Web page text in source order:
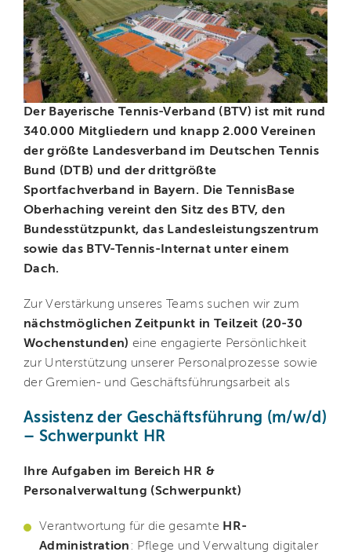
Der Bayerische Tennis-Verband (BTV) ist mit rund
340.000 Mitgliedern und knapp 2.000 Vereinen
der größte Landesverband im Deutschen Tennis
Bund (DTB) und der drittgrößte
Sportfachverband in Bayern. Die TennisBase
Oberhaching vereint den Sitz des BTV, den
Bundesstützpunkt, das Landesleistungszentrum
sowie das BTV-Tennis-Internat unter einem
Dach.
Zur Verstärkung unseres Teams suchen wir zum
nächstmöglichen Zeitpunkt in Teilzeit (20-30
Wochenstunden)eine engagierte Persönlichkeit
zur Unterstützung unserer Personalprozesse sowie
der Gremien- und Geschäftsführungsarbeit als
Assistenz der Geschäftsführung (m/w/d)
– Schwerpunkt HR
Ihre Aufgaben im Bereich HR &
Personalverwaltung (Schwerpunkt)
Verantwortung für die gesamte HR-
Administration : Pflege und Verwaltung digitaler